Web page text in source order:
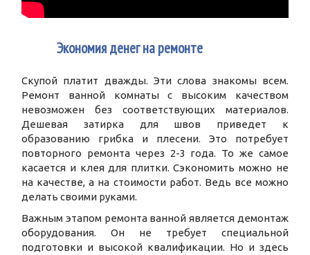
Экономия денег на ремонте
Скупой платит дважды. Эти слова знакомы всем.
Ремонт ванной комнаты с высоким качеством
невозможен без соответствующих материалов.
Дешевая затирка для швов приведет к
образованию грибка и плесени. Это потребует
повторного ремонта через 2-3 года. То же самое
касается и клея для плитки. Сэкономить можно не
на качестве, а на стоимости работ. Ведь все можно
делать своими руками.
Важным этапом ремонта ванной является демонтаж
оборудования. Он не требует специальной
подготовки и высокой квалификации. Но и здесь